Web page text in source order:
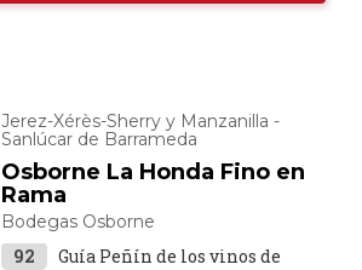
Jerez-Xérès-Sherry y Manzanilla -
Sanlúcar de Barrameda
Osborne La Honda Fino en
Rama
Bodegas Osborne
92
Guía Peñín de los vinos de